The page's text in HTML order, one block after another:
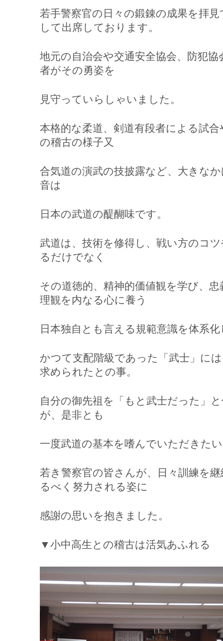
若手警察官の日々の鍛錬の成果を拝
して出席しております。
地元の自治会や交通安全協会、防犯
者がその勇姿を
見守っていらしゃいました。
本格的な柔道、剣道有段者による試
の稽古の様子又
合気道の演武の技披露など、大きな
音は
日本の武道の醍醐味です。
武道は、技術を修得し、戦い方のコ
るだけでなく
その道徳的、精神的価値観を学び、
理観を内なる心に養う
日本独自とも言える規範意識を体系
かつて支配階級であった「武士」に
求められたとの事。
自分の御先祖を「もと武士だった」
が、是非とも
一度武道の基本を嗜んでいただきた
若き警察官の皆さんが、日々訓練を
るべく努力される姿に
感謝の思いを抱きました。
▼小中高生との稽古は活気あふれる